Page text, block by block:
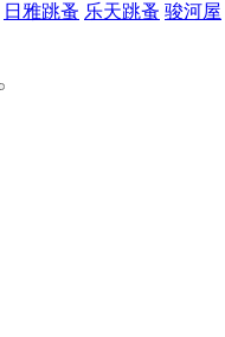
日雅跳蚤 乐天跳蚤 骏河屋